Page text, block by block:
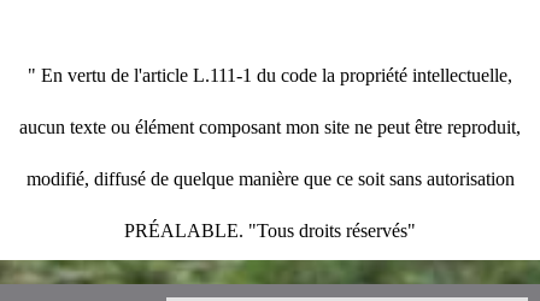
" En vertu de l'article L.111-1 du code la propriété intellectuelle,
aucun texte ou élément composant mon site ne peut être reproduit,
modifié, diffusé de quelque manière que ce soit sans autorisation
PRÉALABLE. "Tous droits réservés"